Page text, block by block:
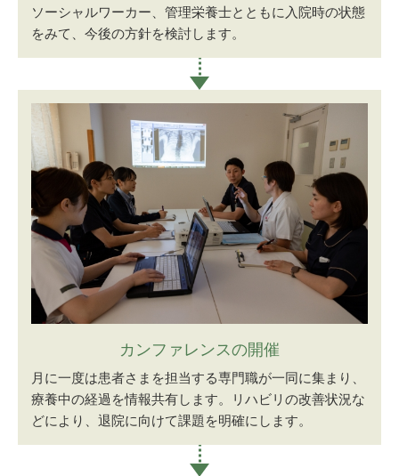
ソーシャルワーカー、管理栄養士とともに入院時の状態
をみて、今後の方針を検討します。
カンファレンスの開催
月に一度は患者さまを担当する専門職が一同に集まり、
療養中の経過を情報共有します。リハビリの改善状況な
どにより、退院に向けて課題を明確にします。